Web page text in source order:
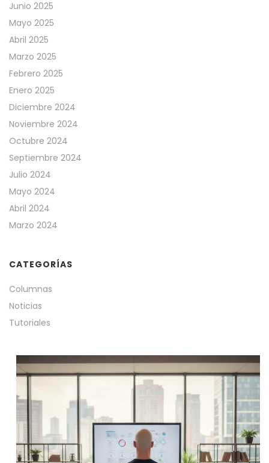
Junio 2025
Mayo 2025
Abril 2025
Marzo 2025
Febrero 2025
Enero 2025
Diciembre 2024
Noviembre 2024
Octubre 2024
Septiembre 2024
Julio 2024
Mayo 2024
Abril 2024
Marzo 2024
CATEGORÍAS
Columnas
Noticias
Tutoriales